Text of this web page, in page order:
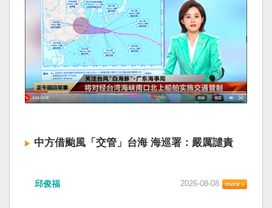
中方借颱風「交管」台海 海巡署：嚴厲譴責
邱俊福 2026-08-08